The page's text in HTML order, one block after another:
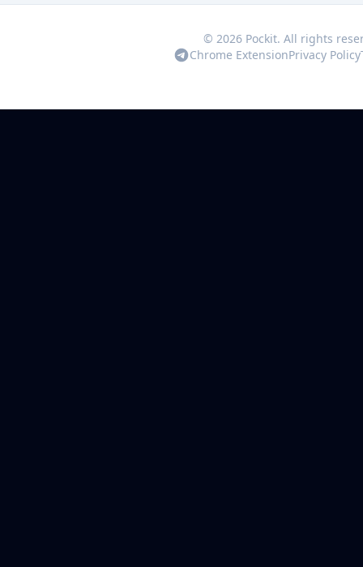
© 2026 Pockit. All rights
Chrome ExtensionPrivacy Policy